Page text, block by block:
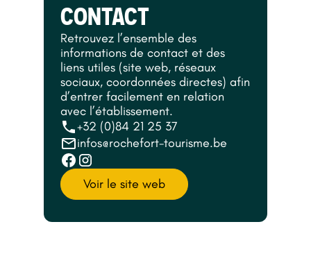
CONTACT
Retrouvez l’ensemble des
informations de contact et des
liens utiles (site web, réseaux
sociaux, coordonnées directes) afin
d’entrer facilement en relation
avec l’établissement.
+32 (0)84 21 25 37
infos@rochefort-tourisme.be
Voir le site web